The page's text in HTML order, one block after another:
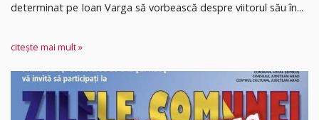
determinat pe Ioan Varga să vorbească despre viitorul său în...
citește mai mult »